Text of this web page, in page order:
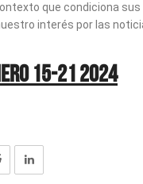
que condiciona sus
interés por las
15-21 2024